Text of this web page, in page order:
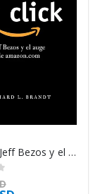
Un click: Jeff Bezos y el auge de amazon.com – Richard L. Brandt